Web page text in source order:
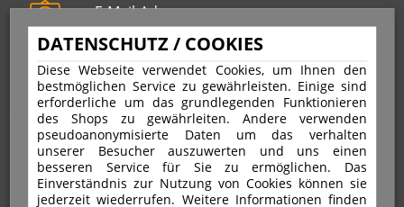
DATENSCHUTZ / COOKIES
Diese Webseite verwendet Cookies, um Ihnen den
bestmöglichen Service zu gewährleisten. Einige sind
erforderliche um das grundlegenden Funktionieren
des Shops zu gewährleiten. Andere verwenden
pseudoanonymisierte Daten um das verhalten
unserer Besucher auszuwerten und uns einen
besseren Service für Sie zu ermöglichen. Das
Einverständnis zur Nutzung von Cookies können sie
jederzeit wiederrufen. Weitere Informationen finden
E-Mail-Adresse
info@stempelfritz.de
Telefon
0221 677 812 08
Über uns
VERTRAG WIDERRUFEN IMPRESSUM